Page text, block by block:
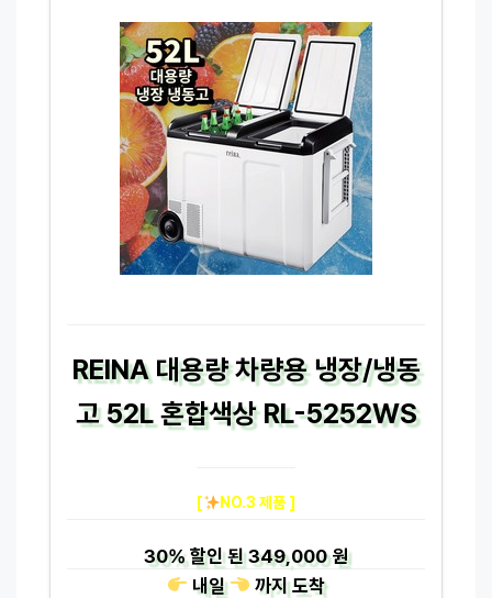
REINA 대용량 차량용 냉장/냉동
고 52L 혼합색상 RL-5252WS
[ NO.3 제품 ]
30%할인 된349,000 원
내일
까지도착